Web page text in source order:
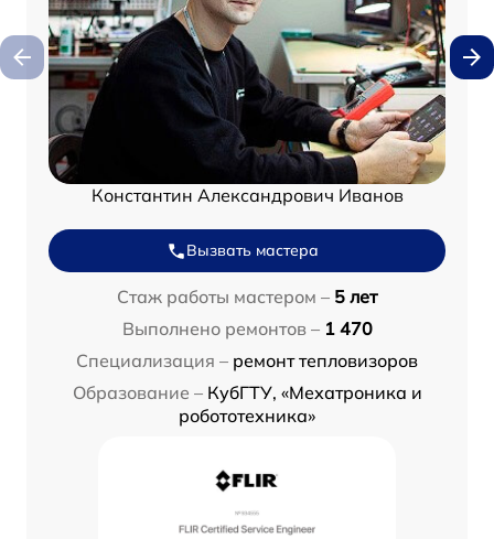
Константин Александрович Иванов
Вызвать мастера
Стаж работы мастером – 5 лет
Выполнено ремонтов – 1 470
Специализация – ремонт тепловизоров
Образование – КубГТУ, «Мехатроника и
робототехника»